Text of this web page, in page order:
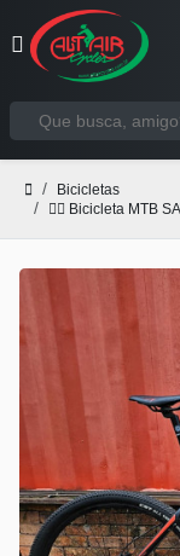
Bicicletas
🚴‍♂️ Bicicleta MTB